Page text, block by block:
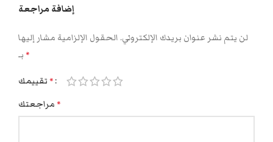
إضافة مراجعة
لن يتم نشر عنوان بريدك الإلكتروني. الحقول الإلزامية مشار إليها
*
*
*